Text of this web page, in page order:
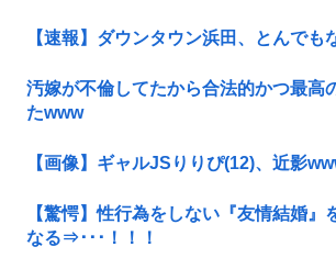
【速報】ダウンタウン浜田、とんでも
汚嫁が不倫してたから合法的かつ最高
たwww
【画像】ギャルJSりりぴ(12)、近影
【驚愕】性行為をしない『友情結婚』
なる⇒･･･！！！